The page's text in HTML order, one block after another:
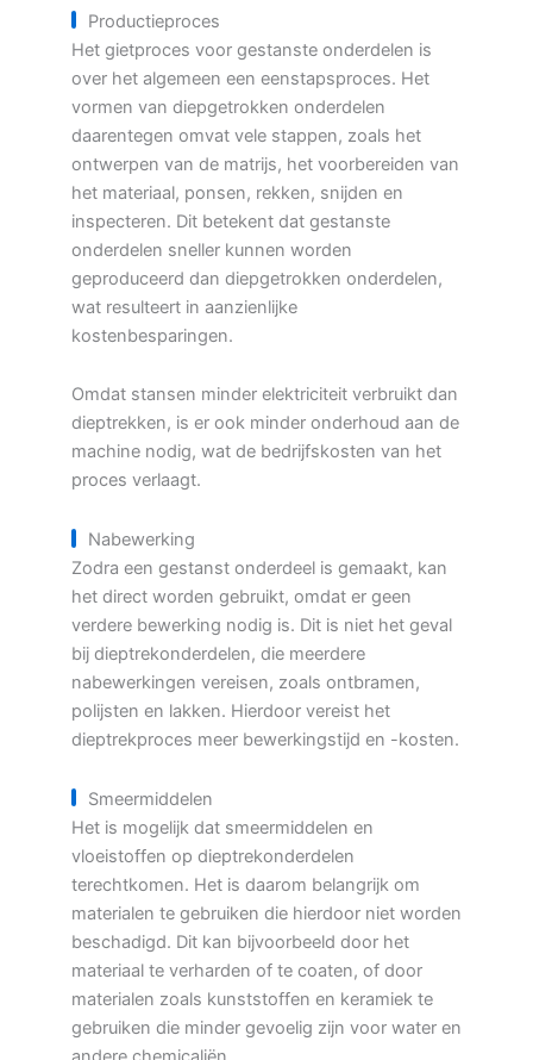
Productieproces
Het gietproces voor gestanste onderdelen is
over het algemeen een eenstapsproces. Het
vormen van diepgetrokken onderdelen
daarentegen omvat vele stappen, zoals het
ontwerpen van de matrijs, het voorbereiden van
het materiaal, ponsen, rekken, snijden en
inspecteren. Dit betekent dat gestanste
onderdelen sneller kunnen worden
geproduceerd dan diepgetrokken onderdelen,
wat resulteert in aanzienlijke
kostenbesparingen.
Omdat stansen minder elektriciteit verbruikt dan
dieptrekken, is er ook minder onderhoud aan de
machine nodig, wat de bedrijfskosten van het
proces verlaagt.
Nabewerking
Zodra een gestanst onderdeel is gemaakt, kan
het direct worden gebruikt, omdat er geen
verdere bewerking nodig is. Dit is niet het geval
bij dieptrekonderdelen, die meerdere
nabewerkingen vereisen, zoals ontbramen,
polijsten en lakken. Hierdoor vereist het
dieptrekproces meer bewerkingstijd en -kosten.
Smeermiddelen
Het is mogelijk dat smeermiddelen en
vloeistoffen op dieptrekonderdelen
terechtkomen. Het is daarom belangrijk om
materialen te gebruiken die hierdoor niet worden
beschadigd. Dit kan bijvoorbeeld door het
materiaal te verharden of te coaten, of door
materialen zoals kunststoffen en keramiek te
gebruiken die minder gevoelig zijn voor water en